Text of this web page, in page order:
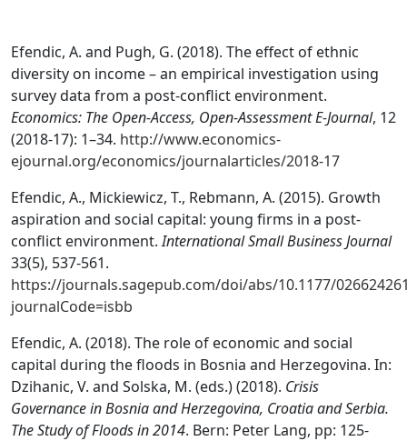
Efendic, A. and Pugh, G. (2018). The effect of ethnic
diversity on income – an empirical investigation using
survey data from a post-conflict environment.
Economics: The Open-Access, Open-Assessment E-Journal, 12
(2018-17): 1–34. http://www.economics-
ejournal.org/economics/journalarticles/2018-17
Efendic, A., Mickiewicz, T., Rebmann, A. (2015). Growth
aspiration and social capital: young firms in a post-
conflict environment.International Small Business Journal
33(5), 537-561.
https://journals.sagepub.com/doi/abs/10.1177/
journalCode=isbb
Efendic, A. (2018). The role of economic and social
capital during the floods in Bosnia and Herzegovina. In:
Dzihanic, V. and Solska, M. (eds.) (2018). Crisis
Governance in Bosnia and Herzegovina, Croatia and Serbia.
The Study of Floods in 2014. Bern: Peter Lang, pp: 125-